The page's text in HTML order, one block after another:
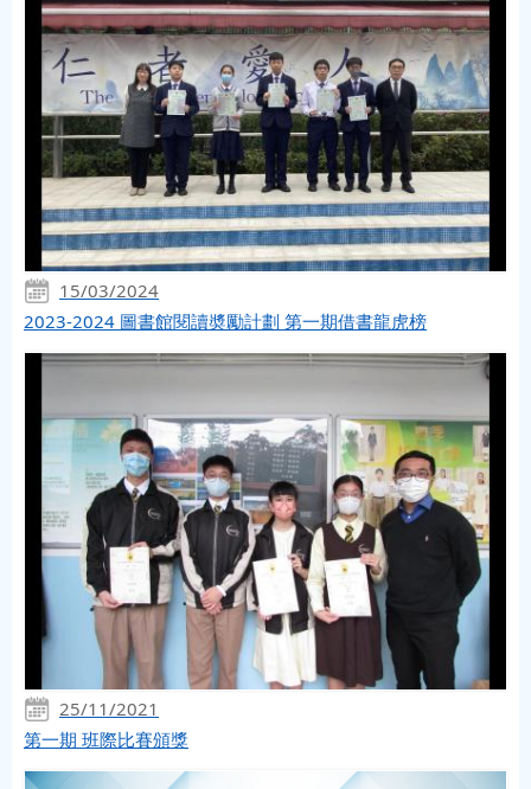
15/03/2024
2023-2024 圖書館閱讀奬勵計劃 第一期借書龍虎榜
25/11/2021
第一期 班際比賽頒獎